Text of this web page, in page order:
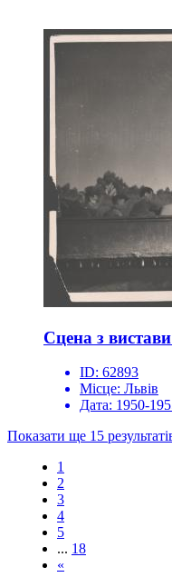
Сцена з
ID: 62893
Місце: Львів
Дата: 1950-
Показати ще 15
1
2
3
4
5
... 18
«